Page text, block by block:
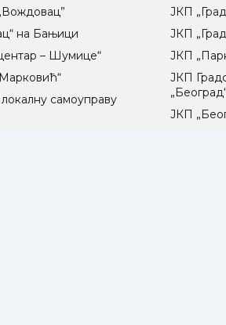
на Бањици
– Шумице“
самоуправу
ЈКП
ЈКП
ЈКП
ЈКП
ЈКП